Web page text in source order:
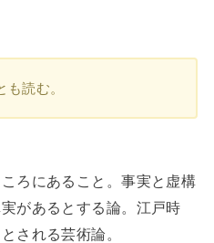
も読む。
ろにあること。事実と虚構
があるとする論。江戸時
される芸術論。